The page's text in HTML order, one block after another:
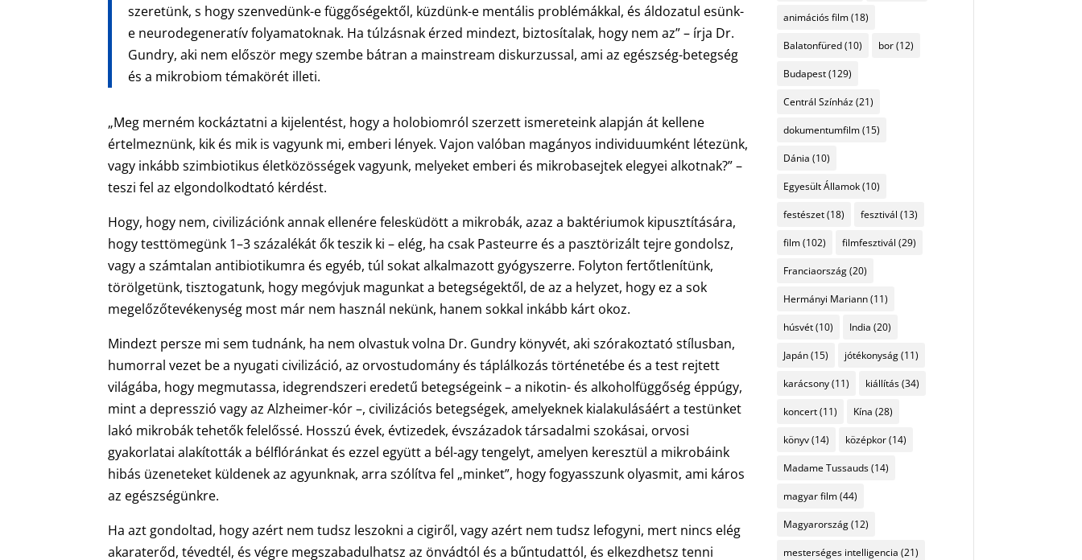
szeretünk, s hogy szenvedünk-e függőségektől, küzdünk-e mentális problémákkal, és áldozatul esünk-
e neurodegeneratív folyamatoknak. Ha túlzásnak érzed mindezt, biztosítalak, hogy nem az” – írja Dr.
Gundry, aki nem először megy szembe bátran a mainstream diskurzussal, ami az egészség-betegség
és a mikrobiom témakörét illeti.
„Meg merném kockáztatni a kijelentést, hogy a holobiomról szerzett ismereteink alapján át kellene
értelmeznünk, kik és mik is vagyunk mi, emberi lények. Vajon valóban magányos individuumként létezünk,
vagy inkább szimbiotikus életközösségek vagyunk, melyeket emberi és mikrobasejtek elegyei alkotnak?” –
teszi fel az elgondolkodtató kérdést.
Hogy, hogy nem, civilizációnk annak ellenére felesküdött a mikrobák, azaz a baktériumok kipusztítására,
hogy testtömegünk 1–3 százalékát ők teszik ki – elég, ha csak Pasteurre és a pasztörizált tejre gondolsz,
vagy a számtalan antibiotikumra és egyéb, túl sokat alkalmazott gyógyszerre. Folyton fertőtlenítünk,
törölgetünk, tisztogatunk, hogy megóvjuk magunkat a betegségektől, de az a helyzet, hogy ez a sok
megelőzőtevékenység most már nem használ nekünk, hanem sokkal inkább kárt okoz.
Mindezt persze mi sem tudnánk, ha nem olvastuk volna Dr. Gundry könyvét, aki szórakoztató stílusban,
humorral vezet be a nyugati civilizáció, az orvostudomány és táplálkozás történetébe és a test rejtett
világába, hogy megmutassa, idegrendszeri eredetű betegségeink – a nikotin- és alkoholfüggőség éppúgy,
mint a depresszió vagy az Alzheimer-kór –, civilizációs betegségek, amelyeknek kialakulásáért a testünket
lakó mikrobák tehetők felelőssé. Hosszú évek, évtizedek, évszázadok társadalmi szokásai, orvosi
gyakorlatai alakították a bélflóránkat és ezzel együtt a bél-agy tengelyt, amelyen keresztül a mikrobáink
hibás üzeneteket küldenek az agyunknak, arra szólítva fel „minket”, hogy fogyasszunk olyasmit, ami káros
az egészségünkre.
Ha azt gondoltad, hogy azért nem tudsz leszokni a cigiről, vagy azért nem tudsz lefogyni, mert nincs elég
akaraterőd, tévedtél, és végre megszabadulhatsz az önvádtól és a bűntudattól, és elkezdhetsz tenni
animációs film(18)
Balatonfüred(10) bor(12)
Budapest(129)
Centrál Színház(21)
dokumentumfilm(15)
Dánia (10)
Egyesült Államok(10)
festészet(18) fesztivál (13)
film(102) filmfesztivál (29)
Franciaország(20)
Hermányi Mariann(11)
húsvét(10) India (20)
Japán(15) jótékonyság(11)
karácsony(11) kiállítás(34)
koncert(11) Kína (28)
könyv(14) középkor(14)
Madame Tussauds(14)
magyar film(44)
Magyarország(12)
mesterséges intelligencia (21)